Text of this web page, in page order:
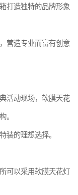
打造独特的品牌形象
营造专业而富有创意
活动现场，软膜天花
。
装的理想选择。
可以采用软膜天花灯